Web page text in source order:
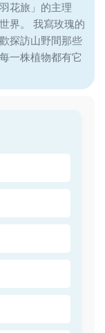
花旅」的主理
界。 我寫玫瑰的
探訪山野間那些
一株植物都有它